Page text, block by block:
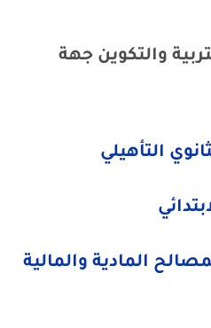
والتكوين جهة
التأهيلي
المادية والمالية